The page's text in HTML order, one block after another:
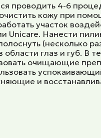
проводить 4-6
кожу при
участок
Unicare. Нанести
(несколько
глаз и губ. В
очищающие
и